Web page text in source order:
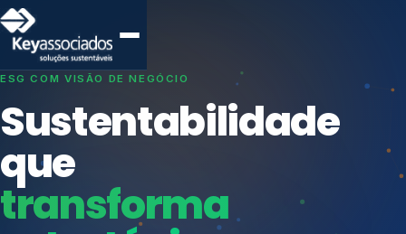
SISTEMAS DE GESTÃO OTIMIZADOS E INTEGRADOS
Conformidade que
protege seu
negócio.
Índices de Mercado